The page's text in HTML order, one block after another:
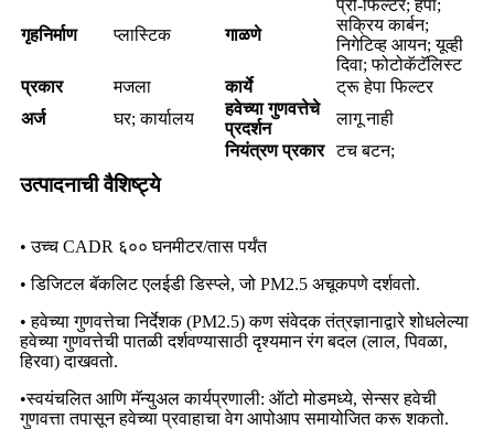
गृहनिर्माण प्लास्टिक गाळणे
प्री-फिल्टर; हेपा;
सक्रिय कार्बन;
निगेटिव्ह आयन; यूव्ही
दिवा; फोटोकॅटॅलिस्ट
प्रकार
मजला कार्ये
ट्रू हेपा फिल्टर
अर्ज
घर; कार्यालय
हवेच्या गुणवत्तेचे
प्रदर्शन
लागू नाही
नियंत्रण प्रकार
टच बटन;
उत्पादनाची वैशिष्ट्ये
• उच्च CADR ६०० घनमीटर/तास पर्यंत
• डिजिटल बॅकलिट एलईडी डिस्प्ले, जो PM2.5 अचूकपणे दर्शवतो.
• हवेच्या गुणवत्तेचा निर्देशक (PM2.5) कण संवेदक तंत्रज्ञानाद्वारे शोधलेल्या
हवेच्या गुणवत्तेची पातळी दर्शवण्यासाठी दृश्यमान रंग बदल (लाल, पिवळा,
हिरवा) दाखवतो.
•स्वयंचलित आणि मॅन्युअल कार्यप्रणाली: ऑटो मोडमध्ये, सेन्सर हवेची
गुणवत्ता तपासून हवेच्या प्रवाहाचा वेग आपोआप समायोजित करू शकतो.